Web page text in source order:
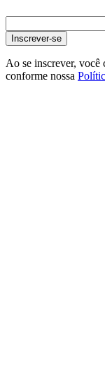
Inscrever-se
Ao se inscrever, você
conforme nossa